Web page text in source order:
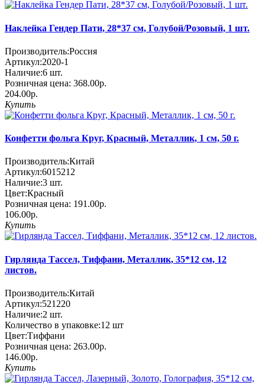
Наклейка Гендер Пати, 28*37 см, Голубой/Розовый, 1 шт.
Производитель:Россия
Артикул:2020-1
Наличие:6 шт.
Розничная цена: 368.00р.
204.00р.
Купить
Конфетти фольга Круг, Красный, Металлик, 1 см, 50 г.
Производитель:Китай
Артикул:6015212
Наличие:3 шт.
Цвет:Красный
Розничная цена: 191.00р.
106.00р.
Купить
Гирлянда Тассел, Тиффани, Металлик, 35*12 см, 12
листов.
Производитель:Китай
Артикул:521220
Наличие:2 шт.
Количество в упаковке:12 шт
Цвет:Тиффани
Розничная цена: 263.00р.
146.00р.
Купить